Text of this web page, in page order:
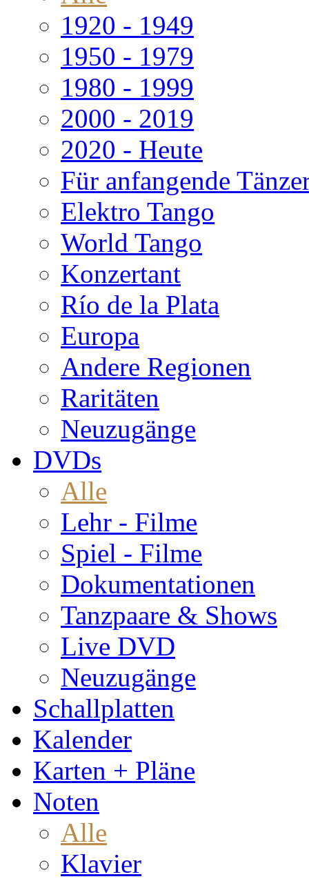
1920 - 1949
1950 - 1979
1980 - 1999
2000 - 2019
2020 - Heute
Für anfangende
Elektro Tango
World Tango
Konzertant
Río de la Plata
Europa
Andere Regionen
Raritäten
Neuzugänge
DVDs
Alle
Lehr - Filme
Spiel - Filme
Dokumentationen
Tanzpaare & Shows
Live DVD
Neuzugänge
Schallplatten
Kalender
Karten + Pläne
Noten
Alle
Klavier